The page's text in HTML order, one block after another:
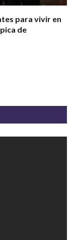
para vivir en
de